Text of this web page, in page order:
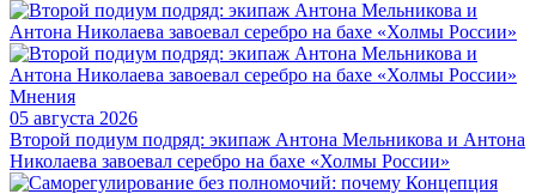
Мнения
05 августа 2026
Второй подиум подряд: экипаж Антона Мельникова и Антона
Николаева завоевал серебро на бахе «Холмы России»